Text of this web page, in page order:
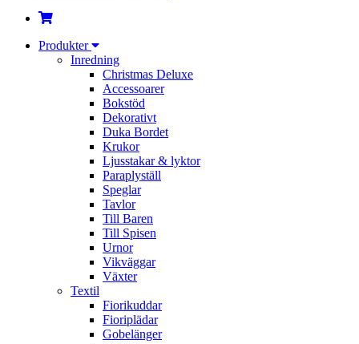
Produkter
Inredning
Christmas Deluxe
Accessoarer
Bokstöd
Dekorativt
Duka Bordet
Krukor
Ljusstakar & lyktor
Paraplyställ
Speglar
Tavlor
Till Baren
Till Spisen
Urnor
Vikväggar
Växter
Textil
Fiorikuddar
Fioriplädar
Gobelänger